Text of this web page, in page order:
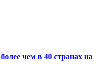
чем в 40 странах на